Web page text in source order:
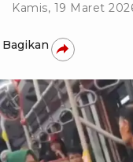
Kamis, 19 Maret
Bagikan